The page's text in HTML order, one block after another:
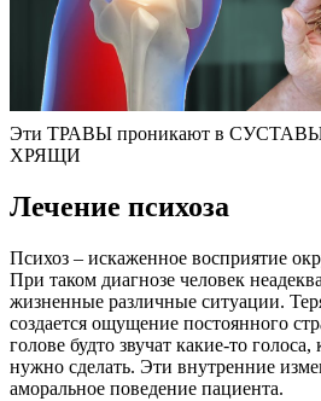
Эти ТРАВЫ проникают в СУСТАВЫ
ХРЯЩИ
Лечение психоза
Психоз – искаженное восприятие
При таком диагнозе человек
жизненные различные ситуации.
создается ощущение постоянного
голове будто звучат какие-то
нужно сделать. Эти внутренние
аморальное поведение пациента.